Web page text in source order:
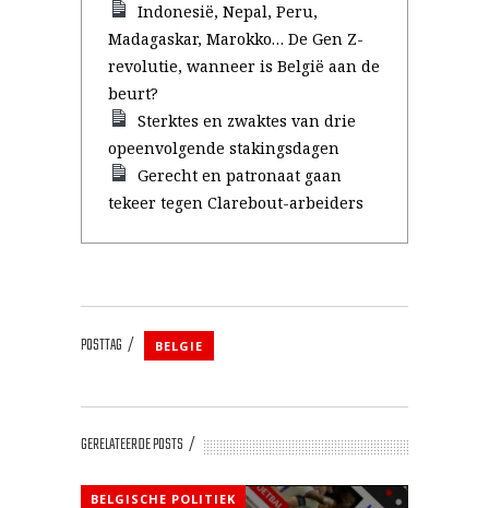
Indonesië, Nepal, Peru,
Madagaskar, Marokko… De Gen Z-
revolutie, wanneer is België aan de
beurt?
Sterktes en zwaktes van drie
opeenvolgende stakingsdagen
Gerecht en patronaat gaan
tekeer tegen Clarebout-arbeiders
POSTTAG BELGIE
GERELATEERDE POSTS
BELGISCHE POLITIEK